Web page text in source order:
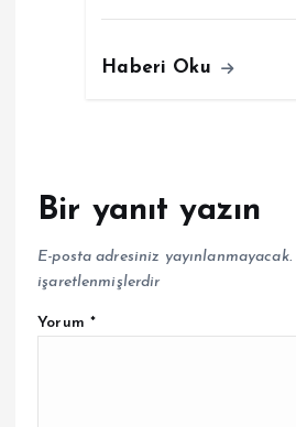
Haberi Oku
Bir yanıt yazın
E-posta adresiniz yayınlanmayacak.
işaretlenmişlerdir
Yorum *